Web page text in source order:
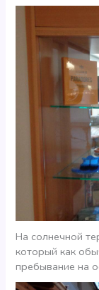
На солнечной
который как
пребывание на